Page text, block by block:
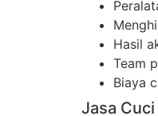
Hasil
Team
Biaya
Jasa